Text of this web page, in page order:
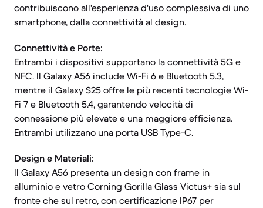
contribuiscono all'esperienza d'uso complessiva di uno
smartphone, dalla connettività al design.
Connettività e Porte:
Entrambi i dispositivi supportano la connettività 5G e
NFC. Il Galaxy A56 include Wi-Fi 6 e Bluetooth 5.3,
mentre il Galaxy S25 offre le più recenti tecnologie Wi-
Fi 7 e Bluetooth 5.4, garantendo velocità di
connessione più elevate e una maggiore efficienza.
Entrambi utilizzano una porta USB Type-C.
Design e Materiali:
Il Galaxy A56 presenta un design con frame in
alluminio e vetro Corning Gorilla Glass Victus+ sia sul
fronte che sul retro, con certificazione IP67 per